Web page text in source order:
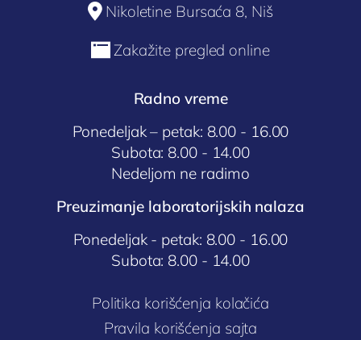
 Nikoletine Bursaća 8, Niš
 Zakažite pregled online
Radno vreme
Ponedeljak – petak: 8.00 - 16.00
Subota: 8.00 - 14.00
Nedeljom ne radimo
Preuzimanje laboratorijskih nalaza
Ponedeljak - petak: 8.00 - 16.00
Subota: 8.00 - 14.00
Politika korišćenja kolačića
Pravila korišćenja sajta